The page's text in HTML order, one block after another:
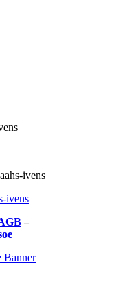
ivens
–
Banner